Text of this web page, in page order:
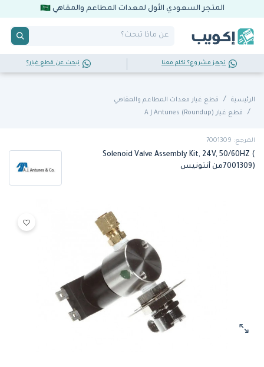
المتجر السعودي الأول لمعدات المطاعم والمقاهي
تجهز مشروع؟ تكلم معنا تبحث عن قطع غيار؟
الرئيسية
قطع غيار معدات المطاعم والمقاهي
قطع غيار A J Antunes (Roundup)
المرجع: 7001309
Solenoid Valve Assembly Kit, 24V, 50/60HZ (
7001309)من أنتونيس